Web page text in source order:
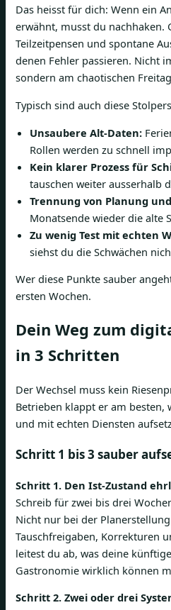
Das heisst für dich: Wenn ein
erwähnt, musst du nachhaken.
Teilzeitpensen und spontane
denen Fehler passieren. Nicht
sondern am chaotischen
Typisch sind auch diese
Unsaubere Alt-Daten:
Rollen werden zu schnell
Kein klarer Prozess für
tauschen weiter ausserhalb
Trennung von Planung
Monatsende wieder die alte
Zu wenig Test mit echten
siehst du die Schwächen
Wer diese Punkte sauber
ersten Wochen.
Dein Weg zum
in 3 Schritten
Der Wechsel muss kein
Betrieben klappt er am
und mit echten Diensten
Schritt 1 bis 3 sauber
Schritt 1. Den Ist-Zustand
Schreib für zwei bis drei
Nicht nur bei der
Tauschfreigaben, Korrekturen
leitest du ab, was deine
Gastronomie wirklich können
Schritt 2. Zwei oder drei